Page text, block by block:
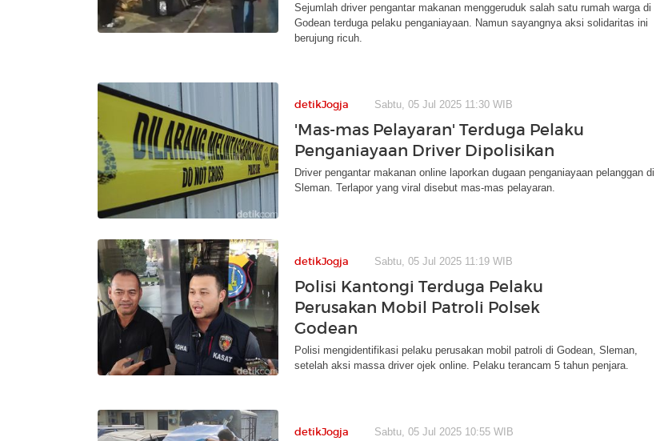
Sejumlah driver pengantar makanan menggeruduk salah satu rumah warga di
Godean terduga pelaku penganiayaan. Namun sayangnya aksi solidaritas ini
berujung ricuh.
detikJogja Sabtu, 05 Jul 2025 11:30 WIB
'Mas-mas Pelayaran' Terduga Pelaku
Penganiayaan Driver Dipolisikan
Driver pengantar makanan online laporkan dugaan penganiayaan pelanggan di
Sleman. Terlapor yang viral disebut mas-mas pelayaran.
detikJogja Sabtu, 05 Jul 2025 11:19 WIB
Polisi Kantongi Terduga Pelaku
Perusakan Mobil Patroli Polsek
Godean
Polisi mengidentifikasi pelaku perusakan mobil patroli di Godean, Sleman,
setelah aksi massa driver ojek online. Pelaku terancam 5 tahun penjara.
detikJogja Sabtu, 05 Jul 2025 10:55 WIB